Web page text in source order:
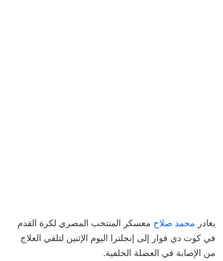
يغادر محمد صلاح معسكر المنتخب المصري لكرة القدم
في كوت دي فوار إلى إنجلترا اليوم الإثنين لتلقي العلاج
من الإصابة في العضلة الخلفية.